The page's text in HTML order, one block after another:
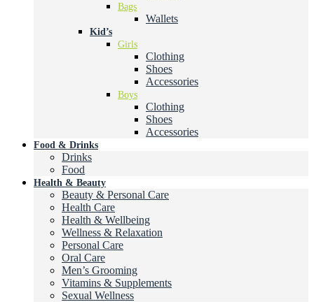
Bags
Wallets
Kid’s
Girls
Clothing
Shoes
Accessories
Boys
Clothing
Shoes
Accessories
Food & Drinks
Drinks
Food
Health & Beauty
Beauty & Personal Care
Health Care
Health & Wellbeing
Wellness & Relaxation
Personal Care
Oral Care
Men’s Grooming
Vitamins & Supplements
Sexual Wellness